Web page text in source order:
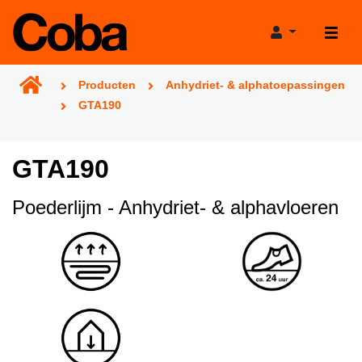
Producten
Projecthulp
Verbruikscalculator
Productadviestool
Projectgarantie
Verkooppunten
Projecten
Bereikbaarheid tijdens de bouwvak!
Over Coba
Producten
Anhydriet- & alphatoepassingen
GTA190
GTA190
Poederlijm - Anhydriet- & alphavloeren